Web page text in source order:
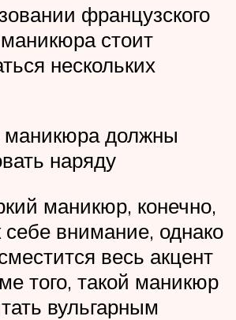
французского
стоит
нескольких
маникюра должны
наряду
маникюр, конечно,
себе внимание, однако
весь акцент
того, такой маникюр
вульгарным